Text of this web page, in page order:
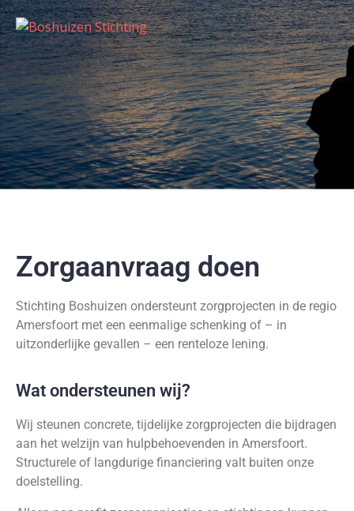
Zorgaanvraag doen
Stichting Boshuizen ondersteunt zorgprojecten in de regio
Amersfoort met een eenmalige schenking of – in
uitzonderlijke gevallen – een renteloze lening.
Wat ondersteunen wij?
Wij steunen concrete, tijdelijke zorgprojecten die bijdragen
aan het welzijn van hulpbehoevenden in Amersfoort.
Structurele of langdurige financiering valt buiten onze
doelstelling.